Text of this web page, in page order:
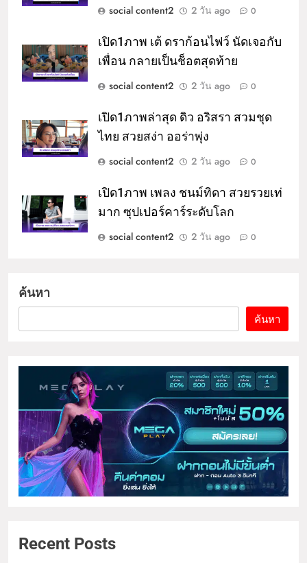
social content2
2 วัน ago 0
เปิด1ภาพ เต้ ดราก้อนไฟว์ นัดเจอกับ
เพื่อน กลายเป็นช็อตสุดท้าย
social content2
2 วัน ago 0
เปิด1ภาพล่าสุด ดิว อริสรา สวมชุด
ไทย สวยสง่า ออร่าพุ่ง
social content2
2 วัน ago 0
เปิด1ภาพ เพลง ชนม์ทิดา สวยรวยเท่
มาก ซุปเปอร์คาร์ระดับโลก
social content2
2 วัน ago 0
ค้นหา
ค้นหา
Recent Posts